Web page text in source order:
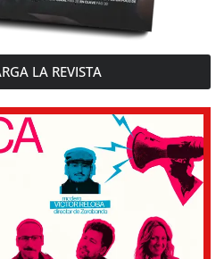
LA REVISTA